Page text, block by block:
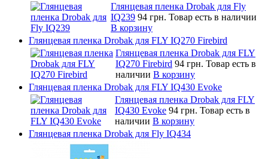
Глянцевая пленка Drobak для Fly
IQ239 94 грн. Товар есть в наличии
В корзину
Глянцевая пленка Drobak для FLY IQ270 Firebird
Глянцевая пленка Drobak для FLY
IQ270 Firebird 94 грн. Товар есть в
наличии В корзину
Глянцевая пленка Drobak для FLY IQ430 Evoke
Глянцевая пленка Drobak для FLY
IQ430 Evoke 94 грн. Товар есть в
наличии В корзину
Глянцевая пленка Drobak для Fly IQ434